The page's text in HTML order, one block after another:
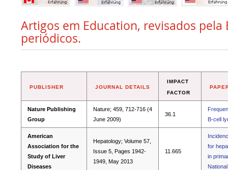
Artigos em Education, revisados pela
periódicos.
PUBLISHER JOURNAL DETAILS
IMPACT
FACTOR
Nature Publishing
Group
Nature; 459, 712-716 (4
June 2009)
36.1
B-cell
American
Association for the
Study of Liver
Diseases
Hepatology; Volume 57,
Issue 5, Pages 1942-
1949, May 2013
11.665
for
in